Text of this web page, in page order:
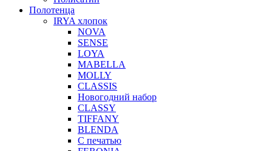
Полотенца
IRYA хлопок
NOVA
SENSE
LOYA
MABELLA
MOLLY
CLASSIS
Новогодний набор
CLASSY
TIFFANY
BLENDA
С печатью